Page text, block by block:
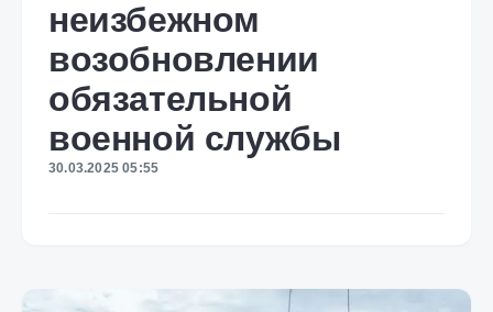
неизбежном
возобновлении
обязательной
военной службы
30.03.2025 05:55